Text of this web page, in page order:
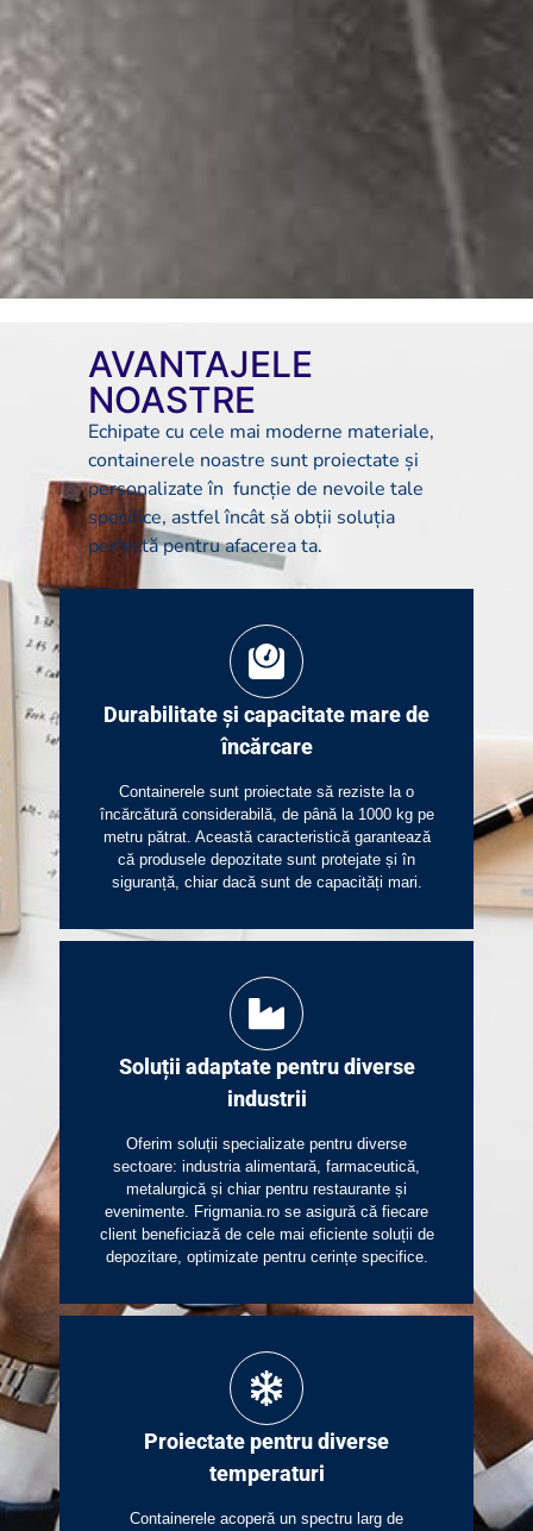
AVANTAJELE
NOASTRE
Echipate cu cele mai moderne materiale,
containerele noastre sunt proiectate și
personalizate în funcție de nevoile tale
specifice, astfel încât să obții soluția
perfectă pentru afacerea ta.
Durabilitate și capacitate mare de
încărcare
Containerele sunt proiectate să reziste la o
încărcătură considerabilă, de până la 1000 kg pe
metru pătrat. Această caracteristică garantează
că produsele depozitate sunt protejate și în
siguranță, chiar dacă sunt de capacități mari.
Soluții adaptate pentru diverse
industrii
Oferim soluții specializate pentru diverse
sectoare: industria alimentară, farmaceutică,
metalurgică și chiar pentru restaurante și
evenimente. Frigmania.ro se asigură că fiecare
client beneficiază de cele mai eficiente soluții de
depozitare, optimizate pentru cerințe specifice.
Proiectate pentru diverse
temperaturi
Containerele acoperă un spectru larg de